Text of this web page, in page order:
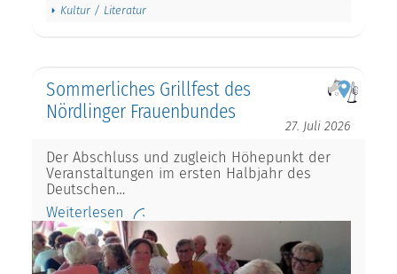
Kultur / Literatur
Sommerliches Grillfest des
Nördlinger Frauenbundes
27. Juli 2026
Der Abschluss und zugleich Höhepunkt der
Veranstaltungen im ersten Halbjahr des
Deutschen…
Weiterlesen